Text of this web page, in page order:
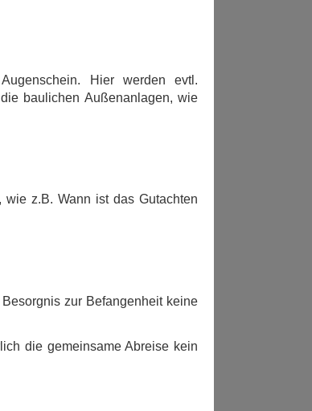
Hier werden evtl.
baulichen Außenanlagen, wie
z.B. Wann ist das Gutachten
zur Befangenheit keine
die gemeinsame Abreise kein